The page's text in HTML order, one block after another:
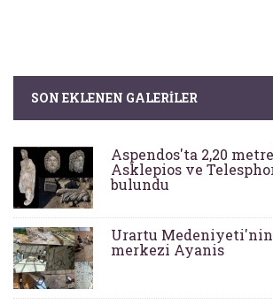
SON EKLENEN GALERILER
Aspendos'ta 2,20
Asklepios ve
bulundu
Urartu
merkezi Ayanis